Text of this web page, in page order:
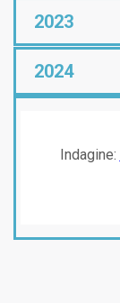
2023
2024
Indagine: